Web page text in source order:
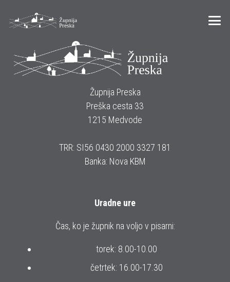
Župnija Preska
Preška cesta 33
1215 Medvode
TRR: SI56 0430 2000 3327 181
Banka: Nova KBM
Uradne ure
Čas, ko je župnik na voljo v pisarni:
torek: 8.00-10.00
četrtek: 16.00-17.30